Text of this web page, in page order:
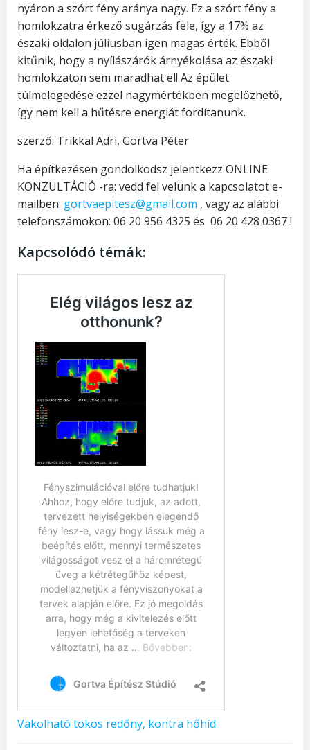
nyáron a szórt fény aránya nagy. Ez a szórt fény a
homlokzatra érkező sugárzás fele, így a 17% az
északi oldalon júliusban igen magas érték. Ebből
kitűnik, hogy a nyílászárók árnyékolása az északi
homlokzaton sem maradhat el! Az épület
túlmelegedése ezzel nagymértékben megelőzhető,
így nem kell a hűtésre energiát fordítanunk.
szerző: Trikkal Adri, Gortva Péter
Ha építkezésen gondolkodsz jelentkezz ONLINE
KONZULTÁCIÓ -ra: vedd fel velünk a kapcsolatot e-
mailben: gortvaepitesz@gmail.com , vagy az alábbi
telefonszámokon: 06 20 956 4325 és 06 20 428 0367 !
Kapcsolódó témák:
Vakolható tokos redőny, kontra hőhíd